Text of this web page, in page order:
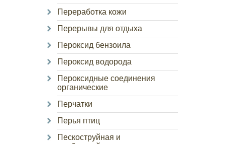
Переработка кожи
Перерывы для отдыха
Пероксид бензоила
Пероксид водорода
Пероксидные соединения
органические
Перчатки
Перья птиц
Пескоструйная и